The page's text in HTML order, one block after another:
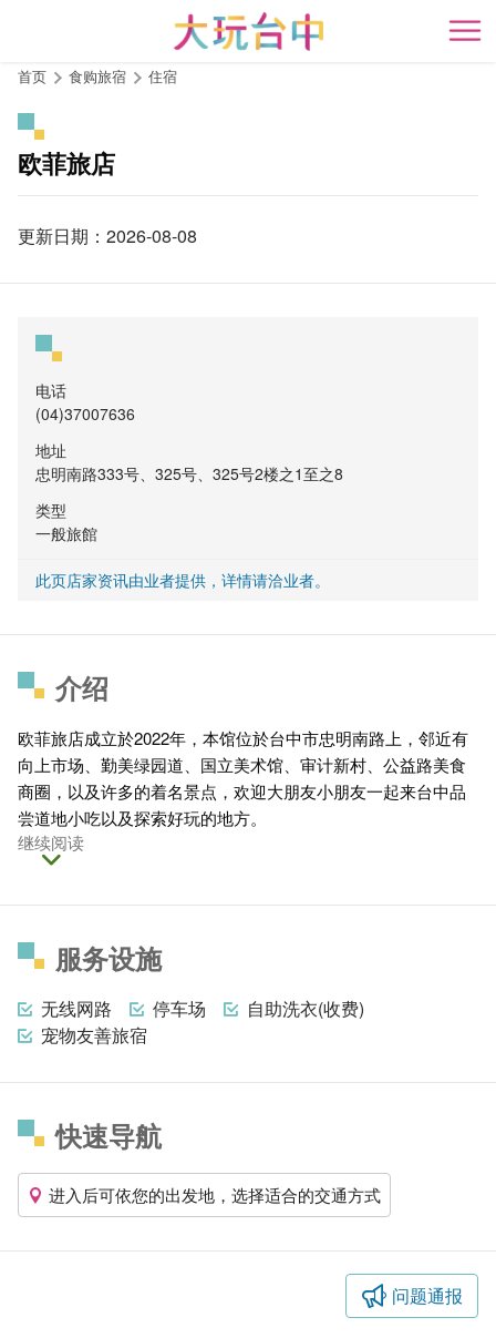
开
首页 食购旅宿 住宿
欧菲旅店
更新日期：2026-08-08
电话
(04)37007636
地址
忠明南路333号、325号、325号2楼之1至之8
类型
一般旅館
此页店家资讯由业者提供，详情请洽业者。
介绍
欧菲旅店成立於2022年，本馆位於台中市忠明南路上，邻近有
向上市场、勤美绿园道、国立美术馆、审计新村、公益路美食
商圈，以及许多的着名景点，欢迎大朋友小朋友一起来台中品
尝道地小吃以及探索好玩的地方。
继续阅读
服务设施
无线网路 停车场
自助洗衣(收费)
宠物友善旅宿
快速导航
进入后可依您的出发地，选择适合的交通方式
问题通报